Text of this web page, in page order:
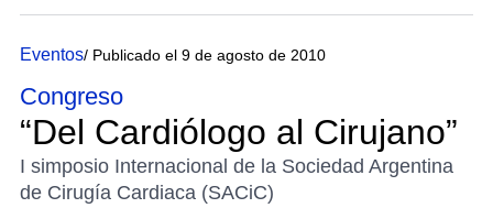
Eventos/ Publicado el 9 de agosto de 2010
Congreso
“Del Cardiólogo al Cirujano”
I simposio Internacional de la Sociedad Argentina
de Cirugía Cardiaca (SACiC)